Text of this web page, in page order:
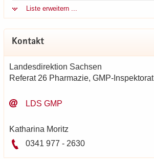
Liste er­wei­tern ...
Kon­takt
Lan­des­di­rek­ti­on Sach­sen
Re­fe­rat 26 Phar­ma­zie, GMP-​Inspektorat
LDS GMP
Ka­tha­ri­na Mo­ritz
0341 977 - 2630